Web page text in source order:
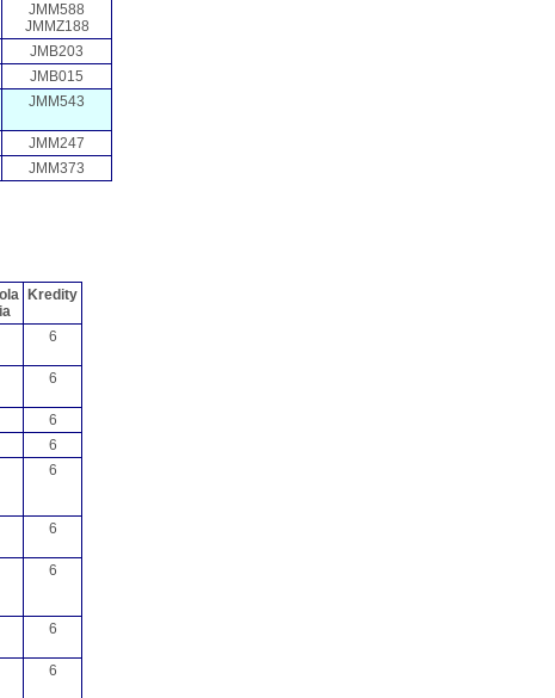
JMM588
JMMZ188
JMB203
JMB015
JMM543
JMM247
JMM373
Kredity
6
6
6
6
6
6
6
6
6